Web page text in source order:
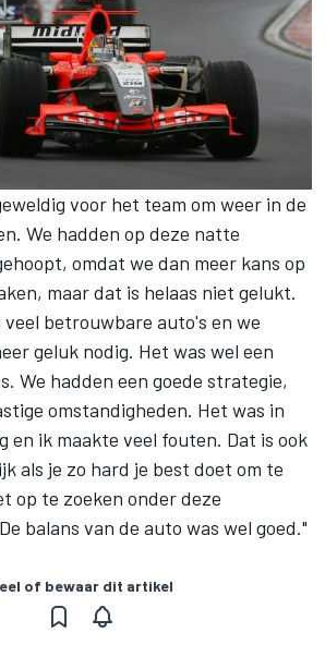
voor het team om weer in de
We hadden op deze natte
omdat we dan meer kans op
maar dat is helaas niet gelukt.
betrouwbare auto's en we
geluk nodig. Het was wel een
We hadden een goede strategie,
omstandigheden. Het was in
en ik maakte veel fouten. Dat is ook
als je zo hard je best doet om te
op te zoeken onder deze
balans van de auto was wel goed."
of bewaar dit artikel